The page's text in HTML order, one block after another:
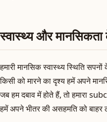
स्वास्थ्य और
हमारी मानसिक स्वास्थ्य स्थिति
किसी को मारने का दृश्य हमें अपने
जब हम दबाव में होते हैं, तो हमारा
हमें अपने भीतर की असहमति को बाहर